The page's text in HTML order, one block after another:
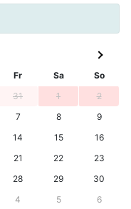
Fr Sa
So
31 1
2
7 8
9
14 15
16
21 22
23
28 29
30
4 5 6